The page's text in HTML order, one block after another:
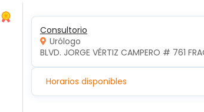
Consultorio
Urólogo
BLVD. JORGE VÉRTIZ CAMPERO # 761
Horarios disponibles